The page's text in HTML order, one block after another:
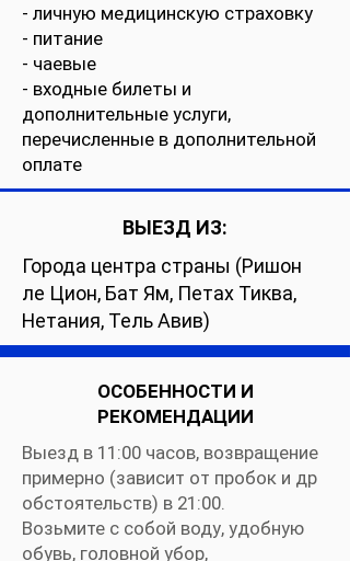
- личную медицинскую страховку
- питание
- чаевые
- входные билеты и
дополнительные услуги,
перечисленные в дополнительной
оплате
ВЫЕЗД ИЗ:
Города центра страны (Ришон
ле Цион, Бат Ям, Петах Тиква,
Нетания, Тель Авив)
ОСОБЕННОСТИ И
РЕКОМЕНДАЦИИ
Выезд в 11:00 часов, возвращение
примерно (зависит от пробок и др
обстоятельств) в 21:00.
Возьмите с собой воду, удобную
обувь, головной убор,